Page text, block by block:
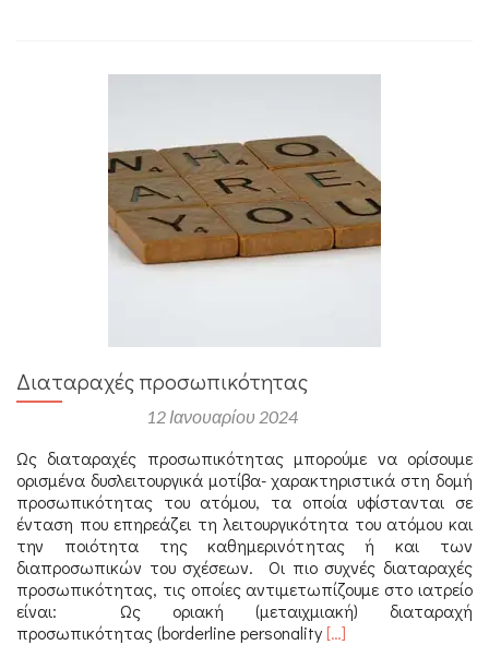
Διαταραχές προσωπικότητας
12 Ιανουαρίου 2024
Ως διαταραχές προσωπικότητας μπορούμε να ορίσουμε
ορισμένα δυσλειτουργικά μοτίβα- χαρακτηριστικά στη δομή
προσωπικότητας του ατόμου, τα οποία υφίστανται σε
ένταση που επηρεάζει τη λειτουργικότητα του ατόμου και
την ποιότητα της καθημερινότητας ή και των
διαπροσωπικών του σχέσεων. Οι πιο συχνές διαταραχές
προσωπικότητας, τις οποίες αντιμετωπίζουμε στο ιατρείο
είναι: Ως οριακή (μεταιχμιακή) διαταραχή
προσωπικότητας (borderline personalityΔιαβάστε
[…]